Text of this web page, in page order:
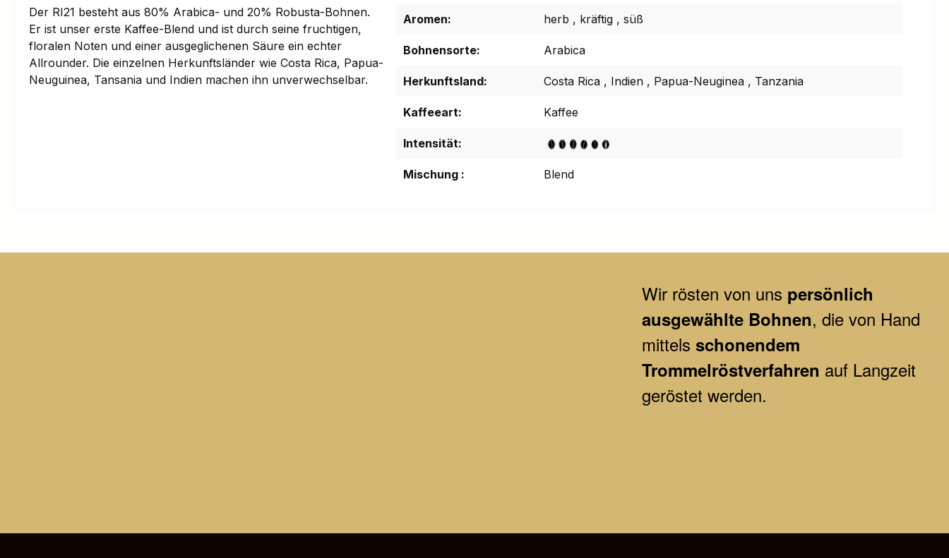
Der RI21 besteht aus 80% Arabica- und 20% Robusta-Bohnen.
Er ist unser erste Kaffee-Blend und ist durch seine fruchtigen,
floralen Noten und einer ausgeglichenen Säure ein echter
Allrounder. Die einzelnen Herkunftsländer wie Costa Rica, Papua-
Neuguinea, Tansania und Indien machen ihn unverwechselbar.
Aromen: herb , kräftig , süß
Bohnensorte: Arabica
Herkunftsland: Costa Rica , Indien , Papua-Neuginea , Tanzania
Kaffeeart: Kaffee
Intensität:
Mischung : Blend
Wir rösten von uns persönlich
ausgewählte Bohnen, die von Hand
mittels schonendem
Trommelröstverfahren auf Langzeit
geröstet werden.